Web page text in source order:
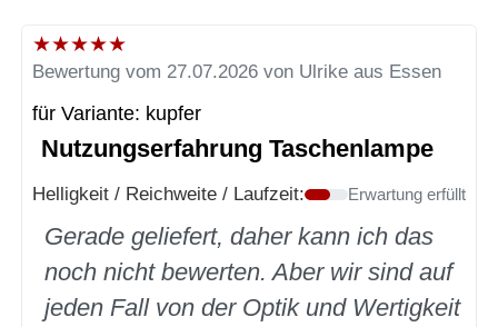
★★★★★
Bewertung vom 27.07.2026 von Ulrike aus Essen
für Variante: kupfer
Nutzungserfahrung Taschenlampe
Helligkeit / Reichweite / Laufzeit: Erwartung erfüllt
Gerade geliefert, daher kann ich das
noch nicht bewerten. Aber wir sind auf
jeden Fall von der Optik und Wertigkeit